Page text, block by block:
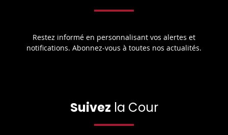
Restez informé en personnalisant vos alertes et
notifications. Abonnez-vous à toutes nos actualités.
Suivez la Cour